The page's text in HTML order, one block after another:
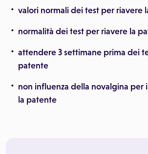
valori normali dei test per riavere
normalità dei test per riavere la
attendere 3 settimane prima dei
patente
non influenza della novalgina per
la patente